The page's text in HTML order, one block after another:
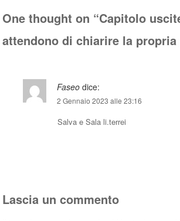
One thought on “Capitolo
attendono di chiarire la
Faseo dice:
2 Gennaio 2023 alle 23:16
Salva e Sala li.terrei
Lascia un commento